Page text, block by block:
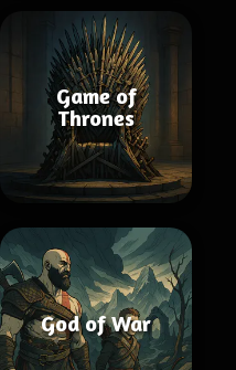
Game of
Thrones
God of War